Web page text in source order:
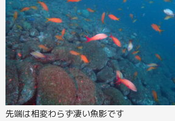
先端は相変わらず凄い魚影です